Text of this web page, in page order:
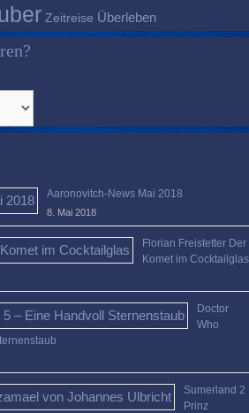
Zeitreise Überleben
Aaronovitch-News Mai 2018
8. Mai 2018
Florian Freistetter Der
Komet im Cocktailglas
Doctor
Who
Sumerland 2
Prinz